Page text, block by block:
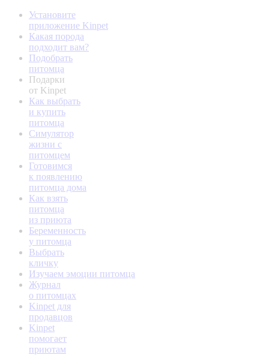
Установите
приложение Kinpet
Какая порода
подходит вам?
Подобрать
питомца
Подарки
от Kinpet
Как выбрать
и купить
питомца
Симулятор
жизни с
питомцем
Готовимся
к появлению
питомца дома
Как взять
питомца
из приюта
Беременность
у питомца
Выбрать
кличку
Изучаем эмоции питомца
Журнал
о питомцах
Kinpet для
продавцов
Kinpet
помогает
приютам